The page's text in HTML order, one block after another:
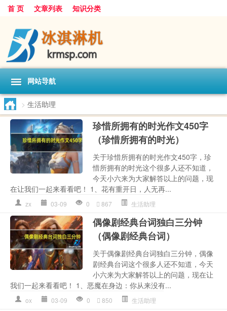
首 页 文章列表 知识分类
网站导航
> 生活助理
珍惜所拥有的时光作文450字
（珍惜所拥有的时光）
关于珍惜所拥有的时光作文450字，珍
惜所拥有的时光这个很多人还不知道，
今天小六来为大家解答以上的问题，现
在让我们一起来看看吧！ 1、花有重开日，人无再...
zx 03-09 0 867 生活助理
偶像剧经典台词独白三分钟
（偶像剧经典台词）
关于偶像剧经典台词独白三分钟，偶像
剧经典台词这个很多人还不知道，今天
小六来为大家解答以上的问题，现在让
我们一起来看看吧！ 1、恶魔在身边：你从来没有...
ox 03-09 0 850 生活助理